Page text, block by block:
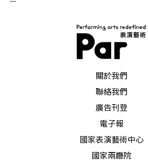
關於我們
聯絡我們
廣告刊登
電子報
國家表演藝術中心
國家兩廳院